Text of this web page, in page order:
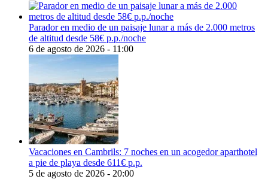
Parador en medio de un paisaje lunar a más de 2.000 metros
de altitud desde 58€ p.p./noche
6 de agosto de 2026 - 11:00
Vacaciones en Cambrils: 7 noches en un acogedor aparthotel
a pie de playa desde 611€ p.p.
5 de agosto de 2026 - 20:00